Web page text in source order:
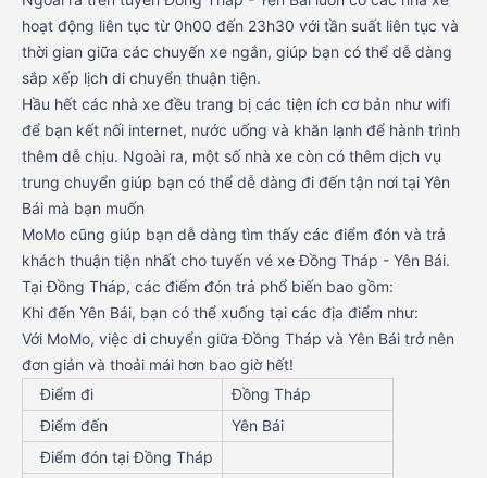
hoạt động liên tục từ 0h00 đến 23h30 với tần suất liên tục và
thời gian giữa các chuyến xe ngắn, giúp bạn có thể dễ dàng
sắp xếp lịch di chuyển thuận tiện.
Hầu hết các nhà xe đều trang bị các tiện ích cơ bản như wifi
để bạn kết nối internet, nước uống và khăn lạnh để hành trình
thêm dễ chịu. Ngoài ra, một số nhà xe còn có thêm dịch vụ
trung chuyển giúp bạn có thể dễ dàng đi đến tận nơi tại Yên
Bái mà bạn muốn
MoMo cũng giúp bạn dễ dàng tìm thấy các điểm đón và trả
khách thuận tiện nhất cho tuyến vé xe Đồng Tháp - Yên Bái.
Tại Đồng Tháp, các điểm đón trả phổ biến bao gồm:
Khi đến Yên Bái, bạn có thể xuống tại các địa điểm như:
Với MoMo, việc di chuyển giữa Đồng Tháp và Yên Bái trở nên
đơn giản và thoải mái hơn bao giờ hết!
Điểm đi
Đồng Tháp
Điểm đến
Yên Bái
Điểm đón tại Đồng Tháp